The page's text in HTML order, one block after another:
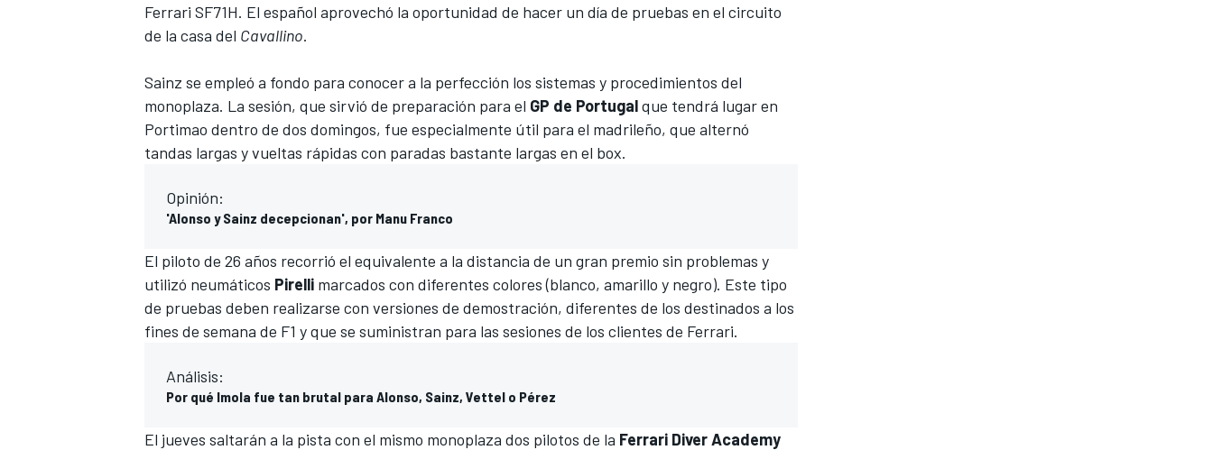
Ferrari SF71H. El español aprovechó la oportunidad de hacer un día de pruebas en el circuito
de la casa del Cavallino.
Sainz se empleó a fondo para conocer a la perfección los sistemas y procedimientos del
monoplaza. La sesión, que sirvió de preparación para el GP de Portugalque tendrá lugar en
Portimao dentro de dos domingos, fue especialmente útil para el madrileño, que alternó
tandas largas y vueltas rápidas con paradas bastante largas en el box.
Opinión:
'Alonso y Sainz decepcionan', por Manu Franco
El piloto de 26 años recorrió el equivalente a la distancia de un gran premio sin problemas y
utilizó neumáticos Pirelli marcados con diferentes colores (blanco, amarillo y negro). Este tipo
de pruebas deben realizarse con versiones de demostración, diferentes de los destinados a los
fines de semana de F1 y que se suministran para las sesiones de los clientes de Ferrari.
Análisis:
Por qué Imola fue tan brutal para Alonso, Sainz, Vettel o Pérez
El jueves saltarán a la pista con el mismo monoplaza dos pilotos de la Ferrari Diver Academy